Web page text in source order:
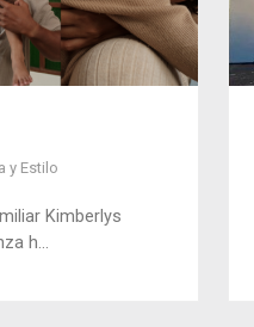
y Estilo
Kimberlys
h...